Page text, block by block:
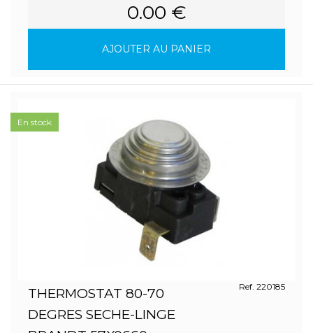
0.00 €
AJOUTER AU PANIER
THERMOSTAT 80-70
DEGRES SECHE-LINGE
Ref. 220185
En stock